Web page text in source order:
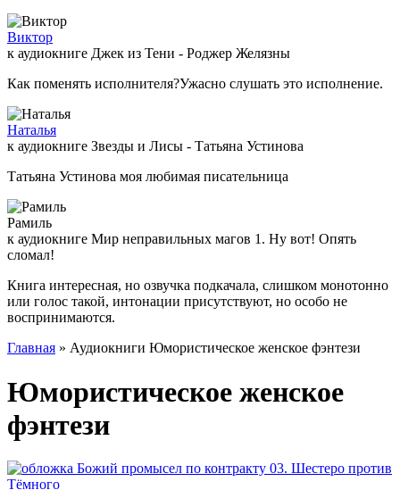
Виктор
к аудиокниге Джек из Тени - Роджер Желязны
Как поменять исполнителя?Ужасно слушать это исполнение.
Наталья
к аудиокниге Звезды и Лисы - Татьяна Устинова
Татьяна Устинова моя любимая писательница
Рамиль
к аудиокниге Мир неправильных магов 1. Ну вот! Опять
сломал!
Книга интересная, но озвучка подкачала, слишком монотонно
или голос такой, интонации присутствуют, но особо не
воспринимаются.
Главная » Аудиокниги Юмористическое женское фэнтези
Юмористическое женское
фэнтези